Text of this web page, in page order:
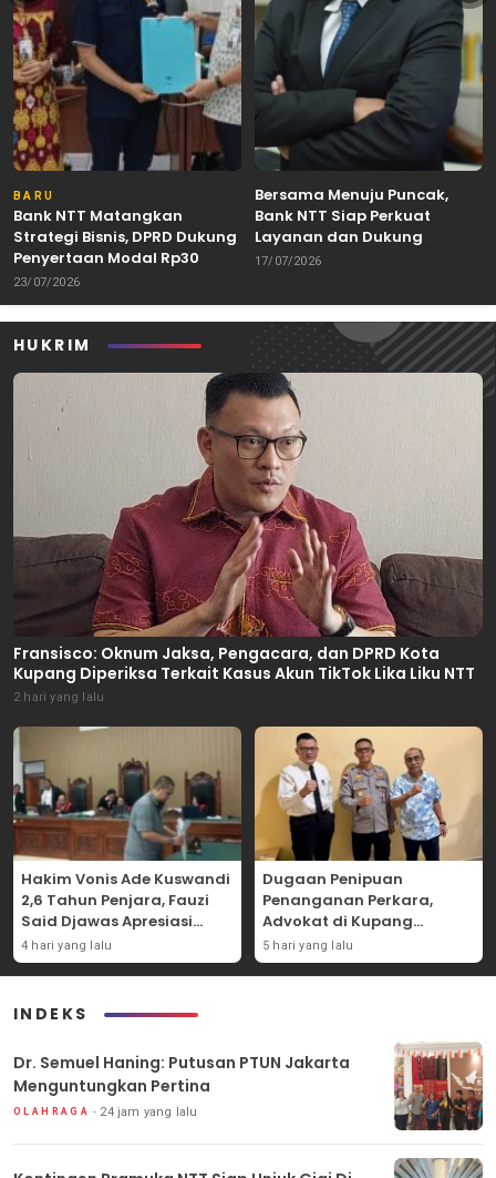
BARU
Bank NTT Matangkan
Strategi Bisnis, DPRD Dukung
Penyertaan Modal Rp30
Miliar
23/07/2026
Bersama Menuju Puncak,
Bank NTT Siap Perkuat
Layanan dan Dukung
Pertumbuhan Ekonomi NTT
17/07/2026
HUKRIM
Fransisco: Oknum Jaksa, Pengacara, dan DPRD Kota
Kupang Diperiksa Terkait Kasus Akun TikTok Lika Liku NTT
2 hari yang lalu
Hakim Vonis Ade Kuswandi
2,6 Tahun Penjara, Fauzi
Said Djawas Apresiasi
Putusan
4 hari yang lalu
Dugaan Penipuan
Penanganan Perkara,
Advokat di Kupang
Dilaporkan ke Polda NTT
5 hari yang lalu
INDEKS
Dr. Semuel Haning: Putusan PTUN Jakarta
Menguntungkan Pertina
OLAHRAGA 24 jam yang lalu